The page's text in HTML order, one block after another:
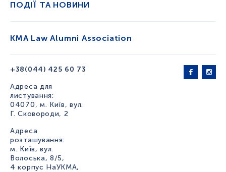
+38(044) 425 60 73
Адреса для
листування:
04070, м. Київ, вул.
Г. Сковороди, 2
Адреса
розташування:
м. Київ, вул.
Волоська, 8/5,
4 корпус НаУКМА,
ПОДІЇ ТА НОВИНИ
KMA Law Alumni Association